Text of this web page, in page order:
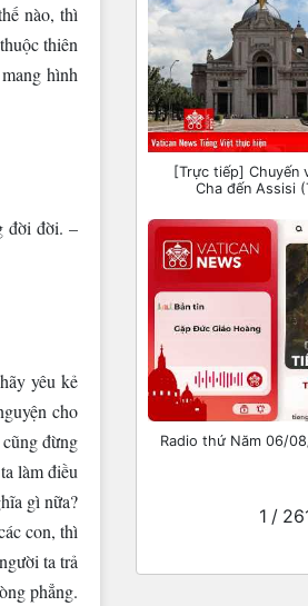
nào, thì
thiên
hình
đời đời. –
yêu kẻ
cho
đừng
làm điều
gì nữa?
con, thì
ta trả
phẳng.
[Trực tiếp] Chuyến
Cha đến Assisi
Radio thứ Năm 06/
1 /